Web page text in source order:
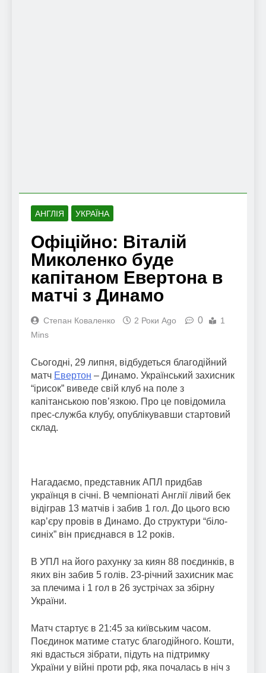
АНГЛІЯ УКРАЇНА
Офіційно: Віталій
Миколенко буде
капітаном Евертона в
матчі з Динамо
Степан Коваленко 2 Роки Ago 0
1
Mins
Сьогодні, 29 липня, відбудеться благодійний
матч Евертон – Динамо. Український захисник
“ірисок” виведе свій клуб на поле з
капітанською пов’язкою. Про це повідомила
прес-служба клубу, опублікувавши стартовий
склад.
Нагадаємо, представник АПЛ придбав
українця в січні. В чемпіонаті Англії лівий бек
відіграв 13 матчів і забив 1 гол. До цього всю
кар’єру провів в Динамо. До структури “біло-
синіх” він приєднався в 12 років.
В УПЛ на його рахунку за киян 88 поєдинків, в
яких він забив 5 голів. 23-річний захисник має
за плечима і 1 гол в 26 зустрічах за збірну
України.
Матч стартує в 21:45 за київським часом.
Поєдинок матиме статус благодійного. Кошти,
які вдасться зібрати, підуть на підтримку
України у війні проти рф, яка почалась в ніч з